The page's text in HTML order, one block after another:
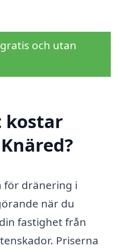
och utan
kostar
för dränering i
när du
fastighet från
Priserna